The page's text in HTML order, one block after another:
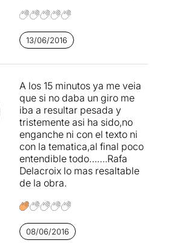
convertir el lloc
visitable, en un lloc
d'espectacle,
públic pugui gaudiramb
dóna saber que en aquest
lloc va ocórrer una tragèdia.
DRAMABURGés una
reflexió sobre la nostra
civilització que converteix
tot en espectacle. Un jove
periodista (excel·lent
interpretació de
Torra) vol fer bé la seva
feina i assisteix a una gala
televisiva on ha de fer una
única pregunta a l'estrella
13/06/2016
A los 15 minutos ya me veia
que si no daba un giro me
iba a resultar pesada y
tristemente asi ha sido,no
enganche ni con el texto ni
con la tematica,al final poco
entendible todo…….Rafa
Delacroix lo mas resaltable
de la obra.
08/06/2016